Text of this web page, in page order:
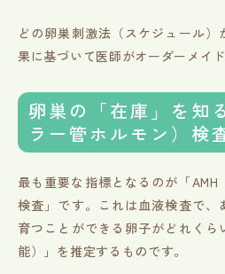
どの卵巣刺激法（スケジュール
果に基づいて医師がオーダーメイド
卵巣の「在庫」を知
ラー管ホルモン）検
最も重要な指標となるのが「AMH
検査」です。これは血液検査で、
育つことができる卵子がどれく
能）」を推定するものです。